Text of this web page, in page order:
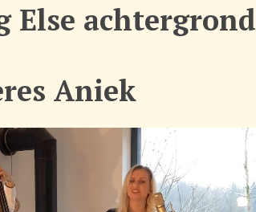
Else achtergrond
Aniek